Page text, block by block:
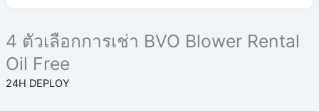
4 ตัวเลือกการเช่า BVO Blower Rental
Oil Free
24H DEPLOY